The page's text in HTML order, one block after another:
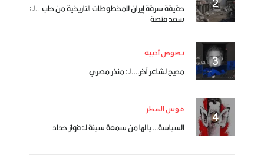
حقيقة سرقة إيران للمخطوطات التاريخية من حلب ..لـ:
سعد فنصة
نصوص أدبية
مديح لشاعر آخر….لـ: منذر مصري
قوس المطر
السياسة… يا لها من سمعة سيئة لـ: فواز حداد